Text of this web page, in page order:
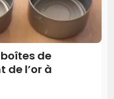
de
de l’or à